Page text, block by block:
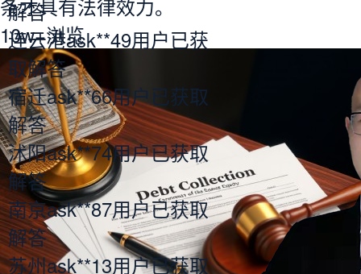
条才具有法律效力。
10w+浏览
解答
连云港ask**49用户已获
取解答
宿迁ask**66用户已获取
解答
沭阳ask**74用户已获取
解答
南京ask**87用户已获取
解答
苏州ask**13用户已获取